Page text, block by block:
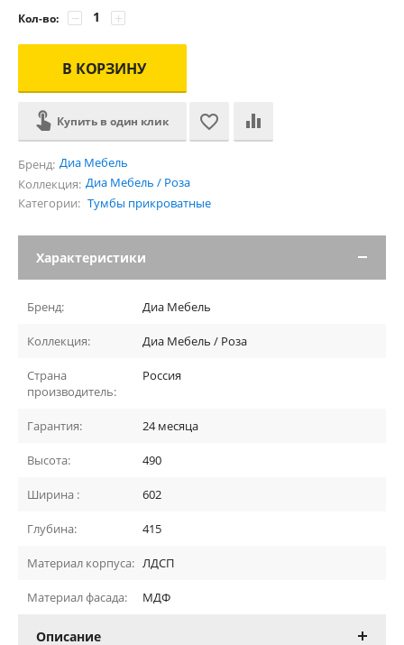
Кол-во: +
−
В КОРЗИНУ
Купить в один клик
Бренд: Диа Мебель
Коллекция: Диа Мебель / Роза
Категории: Тумбы прикроватные
Характеристики
Бренд: Диа Мебель
Коллекция: Диа Мебель / Роза
Страна
производитель:
Россия
Гарантия: 24 месяца
Высота: 490
Ширина : 602
Глубина: 415
Материал корпуса: ЛДСП
Материал фасада: МДФ
Описание